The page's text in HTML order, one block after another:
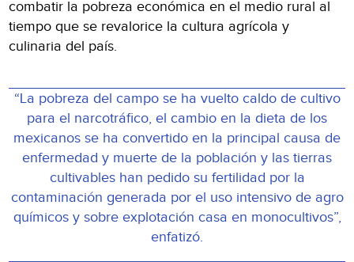
combatir la pobreza económica en el medio rural al
tiempo que se revalorice la cultura agrícola y
culinaria del país.
“La pobreza del campo se ha vuelto caldo de cultivo
para el narcotráfico, el cambio en la dieta de los
mexicanos se ha convertido en la principal causa de
enfermedad y muerte de la población y las tierras
cultivables han pedido su fertilidad por la
contaminación generada por el uso intensivo de agro
químicos y sobre explotación casa en monocultivos”,
enfatizó.